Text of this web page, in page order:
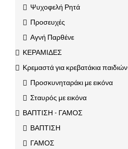
Ψυχοφελή Ρητά
Προσευχές
Αγνή Παρθένε
ΚΕΡΑΜΙΔΕΣ
Κρεμαστά για κρεβατάκια παιδιών
Προσκυνηταράκι με εικόνα
Σταυρός με εικόνα
ΒΑΠΤΙΣΗ - ΓΑΜΟΣ
ΒΑΠΤΙΣΗ
ΓΑΜΟΣ